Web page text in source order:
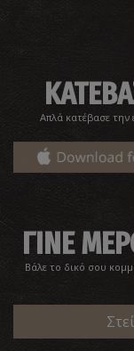
Φρούριο
ΚΑΣΤΡΑ
Απλά κατέβασε
ΓΙΝΕ
Βάλε το δικό σου